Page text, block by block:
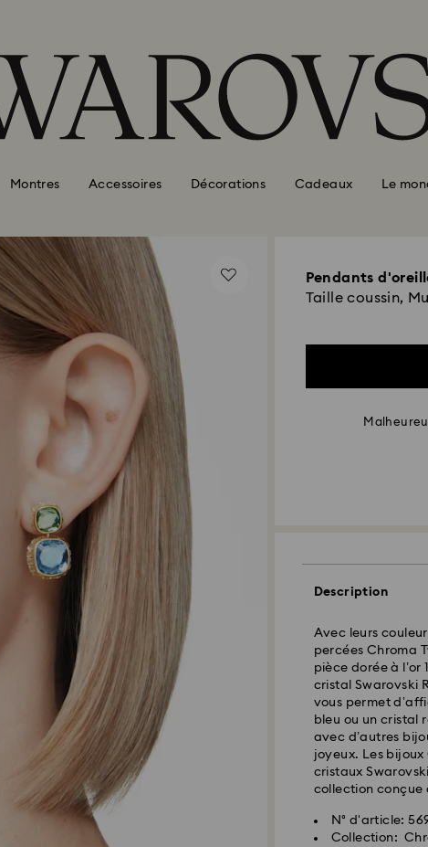
Montres Accessoires Décorations Cadeaux Le
Pendants
Taille coussin,
Description
Avec leurs
percées Chroma
pièce dorée à l’or
cristal Swarovski
vous permet
bleu ou un cristal
avec d’autres
joyeux. Les
cristaux
collection conçue
N° d'article:
Collection: